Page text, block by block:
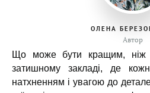
ОЛЕНА
Автор
Що може бути кращим, ніж
затишному закладі, де
натхненням і увагою до